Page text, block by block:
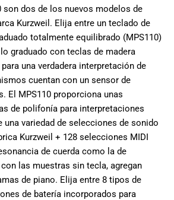
musicales.
Nuestro equipo
de expertos en
música está
aquí para
ayudarte a
encontrar el
instrumento o
equipo de
audio
adecuado para
ti, y ofrecerte el
mejor servicio
al cliente
posible.
son dos de los nuevos modelos de
Kurzweil. Elija entre un teclado de
totalmente equilibrado (MPS110)
graduado con teclas de madera
una verdadera interpretación de
cuentan con un sensor de
El MPS110 proporciona unas
de polifonía para interpretaciones
una variedad de selecciones de sonido
Kurzweil + 128 selecciones MIDI
de cuerda como la de
las muestras sin tecla, agregan
de piano. Elija entre 8 tipos de
de batería incorporados para